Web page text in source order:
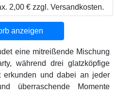
2,00 € zzgl. Versandkosten.
anzeigen
eine mitreißende Mischung
während drei glatzköpfige
erkunden und dabei an jeder
überraschende Momente